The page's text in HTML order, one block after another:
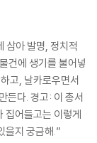
이란 말인가? 체
는’ 어린아이를 돌
해주었다.
각에 금세 떠밀려
그 속에서 양육자
그런 고립의 순간
다. 저자는 비슷한
워두고 나누는 대
삼아 발명, 정치적
건에 생기를 불어넣
고, 날카로우면서
든다. 경고: 이 총서
집어들고는 이렇게
을지 궁금해.”